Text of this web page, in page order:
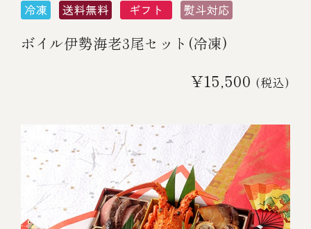
ボイル伊勢海老3尾セット(冷凍)
¥15,500 (税込)